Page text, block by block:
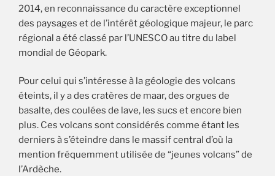
2014, en reconnaissance du caractère exceptionnel
des paysages et de l’intérêt géologique majeur, le parc
régional a été classé par l’UNESCO au titre du label
mondial de Géopark.
Pour celui qui s’intéresse à la géologie des volcans
éteints, il y a des cratères de maar, des orgues de
basalte, des coulées de lave, les sucs et encore bien
plus. Ces volcans sont considérés comme étant les
derniers à s’éteindre dans le massif central d’où la
mention fréquemment utilisée de “jeunes volcans” de
l’Ardèche.